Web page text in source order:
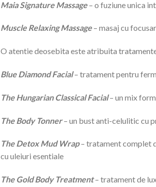
Maia Signature Massage– o fuziune unica
Muscle Relaxing Massage– masaj cu
O atentie deosebita este atribuita
Blue Diamond Facial– tratament pentru
The Hungarian Classical Facial – un mix
The Body Tonner – un bust anti-celulitic cu
The Detox Mud Wrap– tratament complet
cu uleiuri esentiale
The Gold Body Treatment – tratament de